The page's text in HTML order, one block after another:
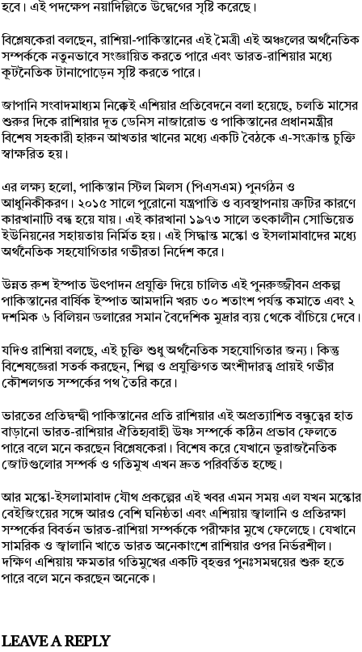
হবে। এই পদক্ষেপ নয়াদিল্লিতে উদ্বেগের সৃষ্টি করেছে।
বিশ্লেষকেরা বলছেন, রাশিয়া-পাকিস্তানের এই মৈত্রী এই অঞ্চলের অর্থনৈতিক
সম্পর্ককে নতুনভাবে সংজ্ঞায়িত করতে পারে এবং ভারত-রাশিয়ার মধ্যে
কূটনৈতিক টানাপোড়েন সৃষ্টি করতে পারে।
জাপানি সংবাদমাধ্যম নিক্কেই এশিয়ার প্রতিবেদনে বলা হয়েছে, চলতি মাসের
শুরুর দিকে রাশিয়ার দূত ডেনিস নাজারোভ ও পাকিস্তানের প্রধানমন্ত্রীর
বিশেষ সহকারী হারুন আখতার খানের মধ্যে একটি বৈঠকে এ-সংক্রান্ত চুক্তি
স্বাক্ষরিত হয়।
এর লক্ষ্য হলো, পাকিস্তান স্টিল মিলস (পিএসএম) পুনর্গঠন ও
আধুনিকীকরণ। ২০১৫ সালে পুরোনো যন্ত্রপাতি ও ব্যবস্থাপনায় ত্রুটির কারণে
কারখানাটি বন্ধ হয়ে যায়। এই কারখানা ১৯৭৩ সালে তৎকালীন সোভিয়েত
ইউনিয়নের সহায়তায় নির্মিত হয়। এই সিদ্ধান্ত মস্কো ও ইসলামাবাদের মধ্যে
অর্থনৈতিক সহযোগিতার গভীরতা নির্দেশ করে।
উন্নত রুশ ইস্পাত উৎপাদন প্রযুক্তি দিয়ে চালিত এই পুনরুজ্জীবন প্রকল্প
পাকিস্তানের বার্ষিক ইস্পাত আমদানি খরচ ৩০ শতাংশ পর্যন্ত কমাতে এবং ২
দশমিক ৬ বিলিয়ন ডলারের সমান বৈদেশিক মুদ্রার ব্যয় থেকে বাঁচিয়ে দেবে।
যদিও রাশিয়া বলছে, এই চুক্তি শুধু অর্থনৈতিক সহযোগিতার জন্য। কিন্তু
বিশেষজ্ঞেরা সতর্ক করছেন, শিল্প ও প্রযুক্তিগত অংশীদারত্ব প্রায়ই গভীর
কৌশলগত সম্পর্কের পথ তৈরি করে।
ভারতের প্রতিদ্বন্দ্বী পাকিস্তানের প্রতি রাশিয়ার এই অপ্রত্যাশিত বন্ধুত্বের হাত
বাড়ানো ভারত-রাশিয়ার ঐতিহ্যবাহী উষ্ণ সম্পর্কে কঠিন প্রভাব ফেলতে
পারে বলে মনে করছেন বিশ্লেষকেরা। বিশেষ করে যেখানে ভূরাজনৈতিক
জোটগুলোর সম্পর্ক ও গতিমুখ এখন দ্রুত পরিবর্তিত হচ্ছে।
আর মস্কো-ইসলামাবাদ যৌথ প্রকল্পের এই খবর এমন সময় এল যখন মস্কোর
বেইজিংয়ের সঙ্গে আরও বেশি ঘনিষ্ঠতা এবং এশিয়ায় জ্বালানি ও প্রতিরক্ষা
সম্পর্কের বিবর্তন ভারত-রাশিয়া সম্পর্ককে পরীক্ষার মুখে ফেলেছে। যেখানে
সামরিক ও জ্বালানি খাতে ভারত অনেকাংশে রাশিয়ার ওপর নির্ভরশীল।
দক্ষিণ এশিয়ায় ক্ষমতার গতিমুখের একটি বৃহত্তর পুনঃসমন্বয়ের শুরু হতে
পারে বলে মনে করছেন অনেকে।
LEAVE A REPLY